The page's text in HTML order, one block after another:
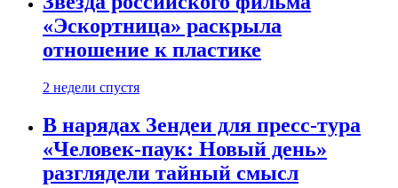
«Эскортница» раскрыла
отношение к пластике
2 недели спустя
В нарядах Зендеи для пресс-тура
«Человек-паук: Новый день»
разглядели тайный смысл